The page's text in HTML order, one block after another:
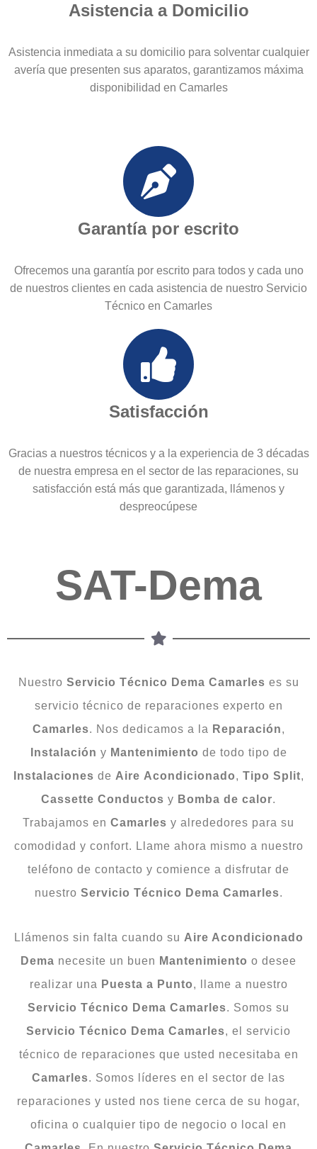
Asistencia a Domicilio
Asistencia inmediata a su domicilio para solventar cualquier
avería que presenten sus aparatos, garantizamos máxima
disponibilidad en Camarles
Garantía por escrito
Ofrecemos una garantía por escrito para todos y cada uno
de nuestros clientes en cada asistencia de nuestro Servicio
Técnico en Camarles
Satisfacción
Gracias a nuestros técnicos y a la experiencia de 3 décadas
de nuestra empresa en el sector de las reparaciones, su
satisfacción está más que garantizada, llámenos y
despreocúpese
SAT-Dema
Nuestro Servicio Técnico Dema Camarles es su
servicio técnico de reparaciones experto en
Camarles. Nos dedicamos a la Reparación,
Instalación y Mantenimiento de todo tipo de
Instalaciones de Aire Acondicionado, Tipo Split,
Cassette Conductos y Bomba de calor.
Trabajamos en Camarles y alrededores para su
comodidad y confort. Llame ahora mismo a nuestro
teléfono de contacto y comience a disfrutar de
nuestro Servicio Técnico Dema Camarles.
Llámenos sin falta cuando su Aire Acondicionado
Dema necesite un buen Mantenimiento o desee
realizar una Puesta a Punto, llame a nuestro
Servicio Técnico Dema Camarles. Somos su
Servicio Técnico Dema Camarles, el servicio
técnico de reparaciones que usted necesitaba en
Camarles. Somos líderes en el sector de las
reparaciones y usted nos tiene cerca de su hogar,
oficina o cualquier tipo de negocio o local en